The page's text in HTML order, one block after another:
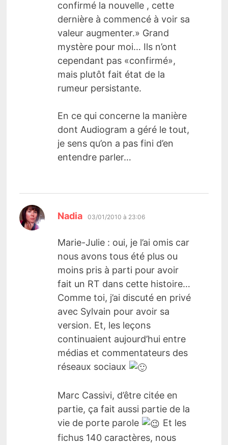
confirmé la nouvelle , cette
dernière à commencé à voir sa
valeur augmenter.» Grand
mystère pour moi… Ils n’ont
cependant pas «confirmé»,
mais plutôt fait état de la
rumeur persistante.
En ce qui concerne la manière
dont Audiogram a géré le tout,
je sens qu’on a pas fini d’en
entendre parler…
Nadia dit :
03/01/2010 à 23:06
Marie-Julie : oui, je l’ai omis car
nous avons tous été plus ou
moins pris à parti pour avoir
fait un RT dans cette histoire…
Comme toi, j’ai discuté en privé
avec Sylvain pour avoir sa
version. Et, les leçons
continuaient aujourd’hui entre
médias et commentateurs des
réseaux sociaux
Marc Cassivi, d’être citée en
partie, ça fait aussi partie de la
vie de porte parole
Et les
fichus 140 caractères, nous